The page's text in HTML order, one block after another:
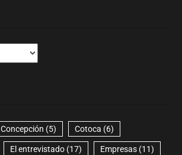
Concepción (5) Cotoca (6)
El entrevistado(17) Empresas(11)